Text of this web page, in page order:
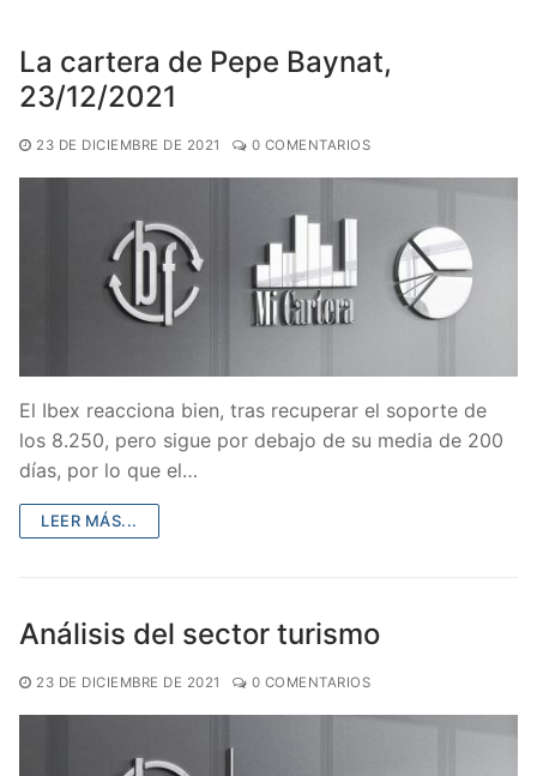
La cartera de Pepe Baynat,
23/12/2021
23 DE DICIEMBRE DE 2021 0 COMENTARIOS
El Ibex reacciona bien, tras recuperar el soporte de
los 8.250, pero sigue por debajo de su media de 200
días, por lo que el…
LEER MÁS...
Análisis del sector turismo
23 DE DICIEMBRE DE 2021 0 COMENTARIOS